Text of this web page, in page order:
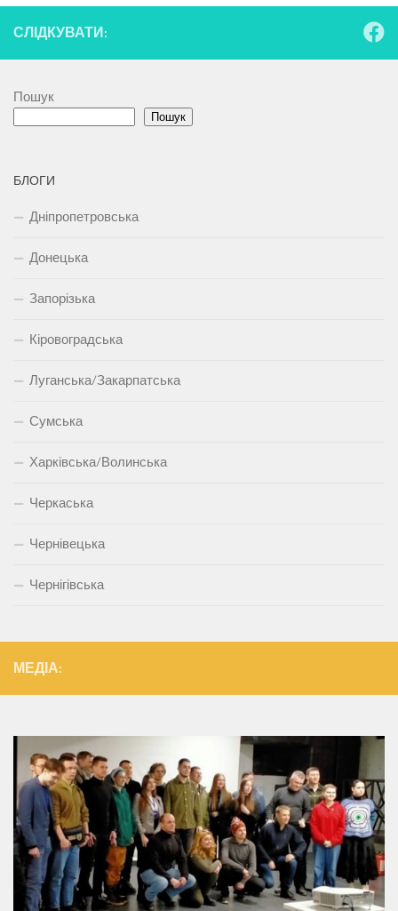
СЛІДКУВАТИ:
Пошук
Пошук
БЛОГИ
Дніпропетровська
Донецька
Запорізька
Кіровоградська
Луганська/Закарпатська
Сумська
Харківська/Волинська
Черкаська
Чернівецька
Чернігівська
МЕДІА: